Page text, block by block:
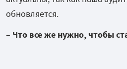
обновляется.
– Что все же нужно, чтобы